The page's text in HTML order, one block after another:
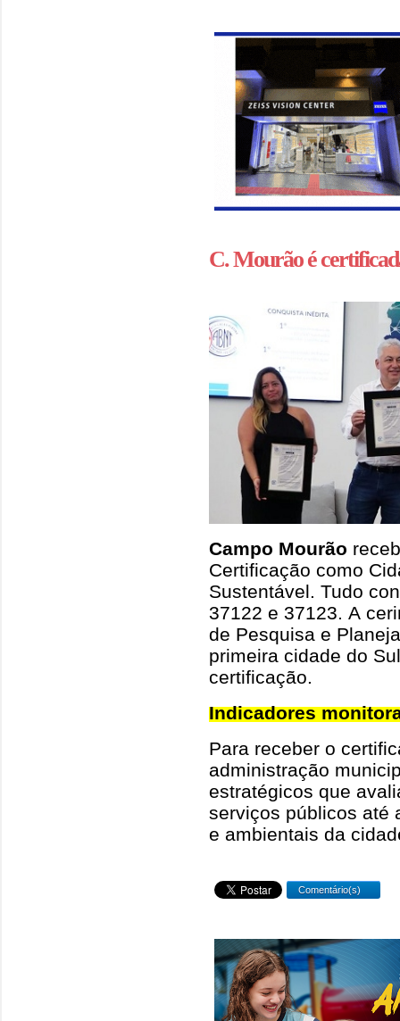
C. Mourão é
Campo Mourão
Certificação como
Sustentável. Tudo
37122 e 37123. A
de Pesquisa e
primeira cidade do
certificação.
Indicadores
Para receber o
administração
estratégicos que
serviços públicos até
e ambientais da
Comentário(s)